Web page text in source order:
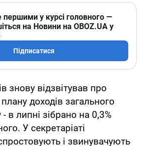
першими у курсі головного —
на Новини на OBOZ.UA у
Підписатися
знову відзвітував про
доходів загального
липні зібрано на 0,3%
У секретаріаті
і звинувачують